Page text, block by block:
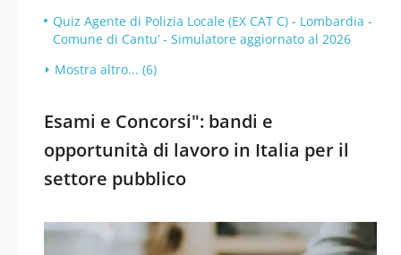
Quiz Agente di Polizia Locale (EX CAT C) - Lombardia -
Comune di Cantu’ - Simulatore aggiornato al 2026
Mostra altro... (6)
Esami e Concorsi": bandi e
opportunità di lavoro in Italia per il
settore pubblico